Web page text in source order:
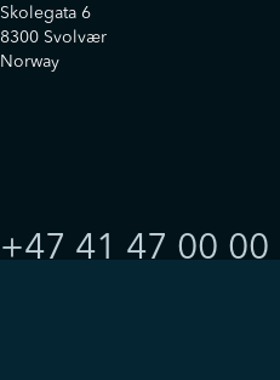
Skolegata 6
8300 Svolvær
Norway
+47 41 47 00 00